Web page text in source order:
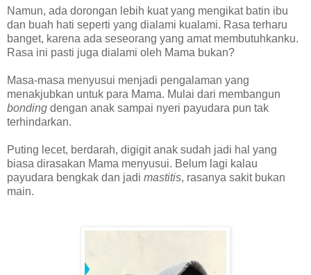
Namun, ada dorongan lebih kuat yang mengikat batin ibu
dan buah hati seperti yang dialami kualami. Rasa terharu
banget, karena ada seseorang yang amat membutuhkanku.
Rasa ini pasti juga dialami oleh Mama bukan?
Masa-masa menyusui menjadi pengalaman yang
menakjubkan untuk para Mama. Mulai dari membangun
bonding dengan anak sampai nyeri payudara pun tak
terhindarkan.
Puting lecet, berdarah, digigit anak sudah jadi hal yang
biasa dirasakan Mama menyusui. Belum lagi kalau
payudara bengkak dan jadi mastitis, rasanya sakit bukan
main.